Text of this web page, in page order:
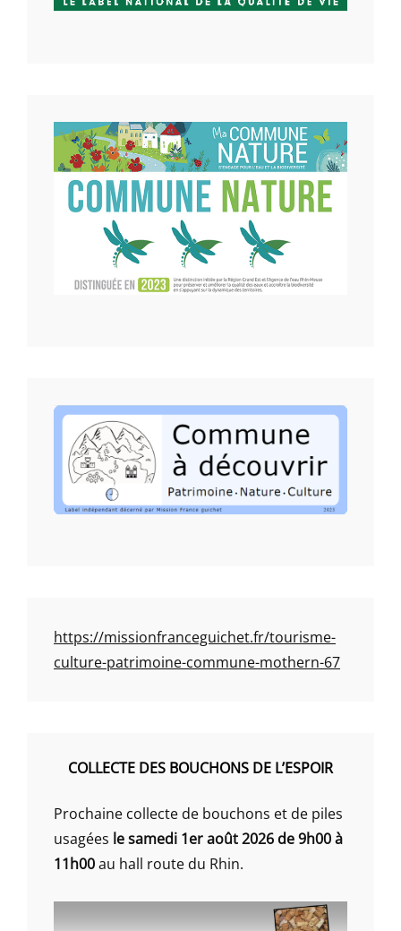
https://missionfranceguichet.fr/tourisme-
culture-patrimoine-commune-mothern-67
COLLECTE DES BOUCHONS DE L’ESPOIR
Prochaine collecte de bouchons et de piles
usagées le samedi 1er août 2026 de 9h00 à
11h00au hall route du Rhin.